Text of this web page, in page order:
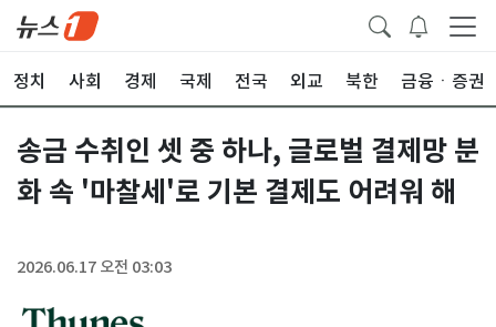
정치 사회 경제 국제 전국 외교 북한 금융ㆍ증권
송금 수취인 셋 중 하나, 글로벌 결제망 분
화 속 '마찰세'로 기본 결제도 어려워 해
2026.06.17 오전 03:03